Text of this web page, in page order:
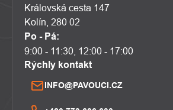
Královská cesta 147
Kolín, 280 02
Po - Pá:
9:00 - 11:30, 12:00 - 17:00
Rýchly kontakt
INFO@PAVOUCI.CZ